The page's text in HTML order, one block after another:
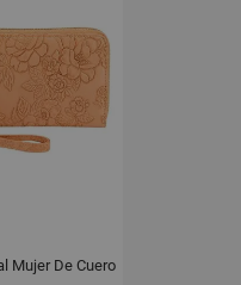
Mujer De Cuero